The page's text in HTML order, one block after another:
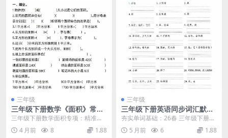
三年级
三年级下册数学《面积》常考
易错题专项：攻克应用题丢分
难点电子版
三年级下册数学面积专项：精准识
破常考易错点 在三年级下册数学的
学习中，面积章节不...
4 月前 8 1.88
三年级
三年级下册英语同步词汇默写
训练外研版三起点电子版同步
练习
夯实单词基础：26春 三年级下册英
语同步词汇默写训练外研版三起点
单词是英语学习...
5 月前 6 1.88